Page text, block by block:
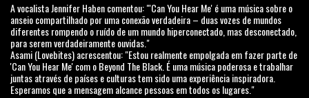
A vocalista Jennifer Haben comentou: "'Can You Hear Me' é uma música sobre o
anseio compartilhado por uma conexão verdadeira – duas vozes de mundos
diferentes rompendo o ruído de um mundo hiperconectado, mas desconectado,
para serem verdadeiramente ouvidas."
Asami (Lovebites) acrescentou: "Estou realmente empolgada em fazer parte de
'Can You Hear Me' com o Beyond The Black. É uma música poderosa e trabalhar
juntas através de países e culturas tem sido uma experiência inspiradora.
Esperamos que a mensagem alcance pessoas em todos os lugares."